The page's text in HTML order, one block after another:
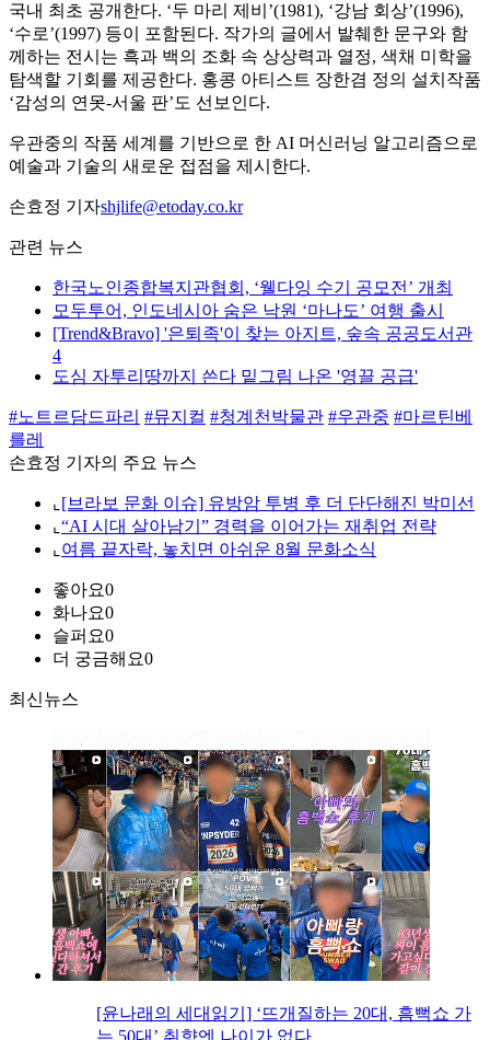
국내 최초 공개한다. ‘두 마리 제비’(1981), ‘강남 회상’(1996),
‘수로’(1997) 등이 포함된다. 작가의 글에서 발췌한 문구와 함
께하는 전시는 흑과 백의 조화 속 상상력과 열정, 색채 미학을
탐색할 기회를 제공한다. 홍콩 아티스트 장한겸 정의 설치작품
‘감성의 연못-서울 판’도 선보인다.
우관중의 작품 세계를 기반으로 한 AI 머신러닝 알고리즘으로
예술과 기술의 새로운 접점을 제시한다.
손효정 기자shjlife@etoday.co.kr
관련 뉴스
한국노인종합복지관협회, ‘웰다잉 수기 공모전’ 개최
모두투어, 인도네시아 숨은 낙원 ‘마나도’ 여행 출시
[Trend&Bravo] '은퇴족'이 찾는 아지트, 숲속 공공도서관
4
도심 자투리땅까지 쓴다 밑그림 나온 '영끌 공급'
#노트르담드파리 #뮤지컬 #청계천박물관 #우관중 #마르틴베
를레
손효정 기자의 주요 뉴스
⌞ [브라보 문화 이슈] 유방암 투병 후 더 단단해진 박미선
⌞ “AI 시대 살아남기” 경력을 이어가는 재취업 전략
⌞ 여름 끝자락, 놓치면 아쉬운 8월 문화소식
좋아요0
화나요0
슬퍼요0
더 궁금해요0
최신뉴스
[윤나래의 세대읽기] ‘뜨개질하는 20대, 흠뻑쇼 가